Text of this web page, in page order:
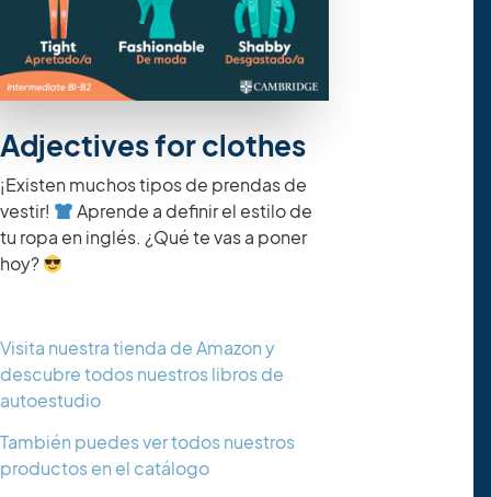
Adjectives for clothes
¡Existen muchos tipos de prendas de
vestir!
​ Aprende a definir el estilo de
tu ropa en inglés. ¿Qué te vas a poner
hoy?
Visita nuestra tienda de Amazon y
descubre todos nuestros libros de
autoestudio
También puedes ver todos nuestros
productos en el catálogo